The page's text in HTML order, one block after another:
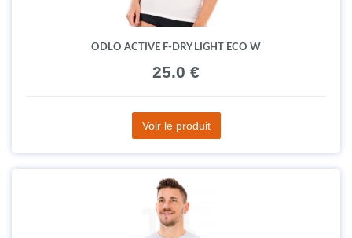
ODLO ACTIVE F-DRY LIGHT ECO W
25.0 €
Voir le produit